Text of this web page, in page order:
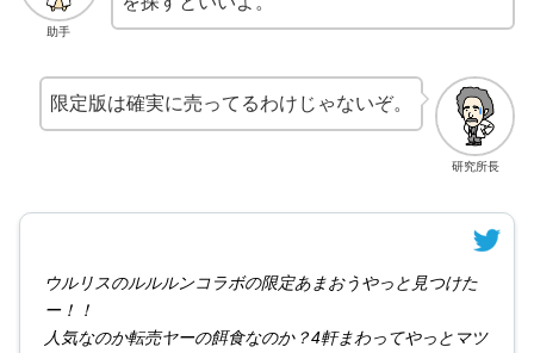
助手
研究所長
限定版は確実に売ってるわけじゃないぞ。
ウルリスのルルルンコラボの限定あまおうやっと見つけた
ー！！
人気なのか転売ヤーの餌食なのか？4軒まわってやっとマツ